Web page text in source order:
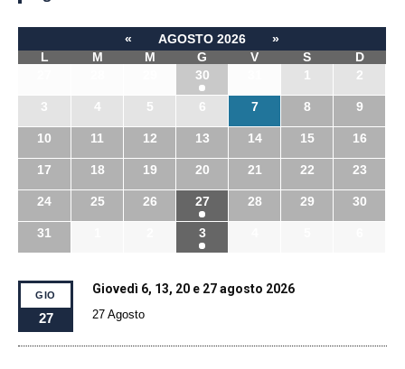
« AGOSTO 2026
»
L
M M G V S
D
30 1 2
3 4 5 6 7 8 9
10 11 12 13 14 15 16
17 18 19 20 21 22 23
24 25 26 27 28 29 30
31 3
GIO
27
Giovedì 6, 13, 20 e 27 agosto 2026
27 Agosto